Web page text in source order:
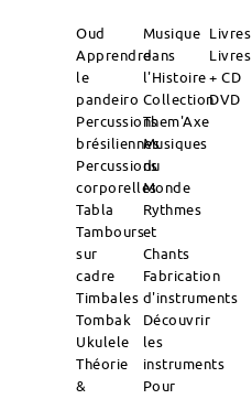
Oud
Apprendre
le
pandeiro
Percussions
brésiliennes
Percussions
corporelles
Tabla
Tambours
sur
cadre
Timbales
Tombak
Ukulele
Théorie
&
Musique
dans
l'Histoire
Collection
Them'Axe
Musiques
du
Monde
Rythmes
et
Chants
Fabrication
d'instruments
Découvrir
les
instruments
Pour
Livres
Livres
+ CD
DVD